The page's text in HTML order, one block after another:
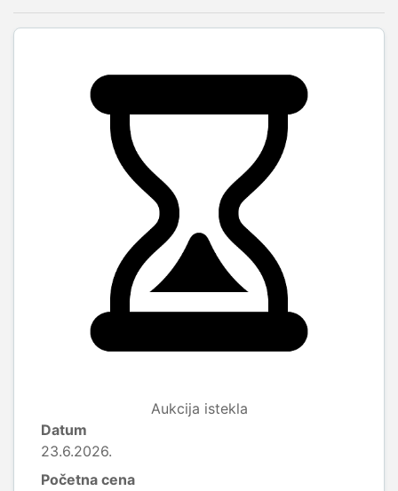
Aukcija istekla
Datum
23.6.2026.
Početna cena